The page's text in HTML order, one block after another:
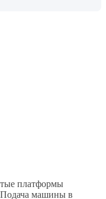
платформы
Подача машины в